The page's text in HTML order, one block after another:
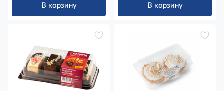
В корзину В корзину